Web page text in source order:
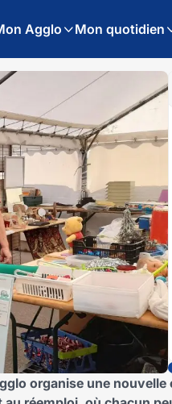
Agglo Mon quotidien
organise une